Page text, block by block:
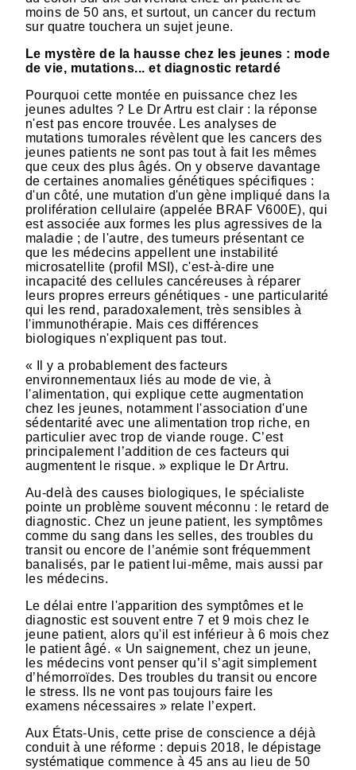
moins de 50 ans, et surtout, un cancer du rectum
sur quatre touchera un sujet jeune.
Le mystère de la hausse chez les jeunes : mode
de vie, mutations... et diagnostic retardé
Pourquoi cette montée en puissance chez les
jeunes adultes ? Le Dr Artru est clair : la réponse
n'est pas encore trouvée. Les analyses de
mutations tumorales révèlent que les cancers des
jeunes patients ne sont pas tout à fait les mêmes
que ceux des plus âgés. On y observe davantage
de certaines anomalies génétiques spécifiques :
d'un côté, une mutation d'un gène impliqué dans la
prolifération cellulaire (appelée BRAF V600E), qui
est associée aux formes les plus agressives de la
maladie ; de l'autre, des tumeurs présentant ce
que les médecins appellent une instabilité
microsatellite (profil MSI), c'est-à-dire une
incapacité des cellules cancéreuses à réparer
leurs propres erreurs génétiques - une particularité
qui les rend, paradoxalement, très sensibles à
l'immunothérapie. Mais ces différences
biologiques n'expliquent pas tout.
« Il y a probablement des facteurs
environnementaux liés au mode de vie, à
l'alimentation, qui explique cette augmentation
chez les jeunes, notamment l'association d'une
sédentarité avec une alimentation trop riche, en
particulier avec trop de viande rouge. C’est
principalement l’addition de ces facteurs qui
augmentent le risque. » explique le Dr Artru.
Au-delà des causes biologiques, le spécialiste
pointe un problème souvent méconnu : le retard de
diagnostic. Chez un jeune patient, les symptômes
comme du sang dans les selles, des troubles du
transit ou encore de l’anémie sont fréquemment
banalisés, par le patient lui-même, mais aussi par
les médecins.
Le délai entre l'apparition des symptômes et le
diagnostic est souvent entre 7 et 9 mois chez le
jeune patient, alors qu'il est inférieur à 6 mois chez
le patient âgé. « Un saignement, chez un jeune,
les médecins vont penser qu’il s’agit simplement
d’hémorroïdes. Des troubles du transit ou encore
le stress. Ils ne vont pas toujours faire les
examens nécessaires » relate l’expert.
Aux États-Unis, cette prise de conscience a déjà
conduit à une réforme : depuis 2018, le dépistage
systématique commence à 45 ans au lieu de 50